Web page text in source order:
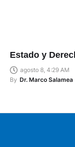
Estado y
agosto 8, 4:29 AM
By Dr. Marco Salamea